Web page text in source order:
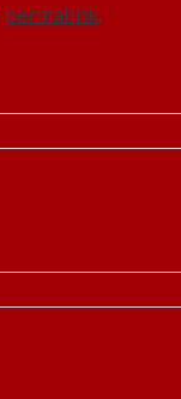
permalink.